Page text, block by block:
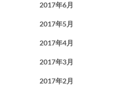
2017年6月
2017年5月
2017年4月
2017年3月
2017年2月